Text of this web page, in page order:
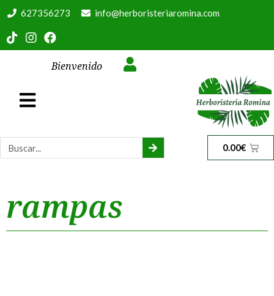
627356273 info@herboristeriaromina.com
Bienvenido
0.00€
rampas